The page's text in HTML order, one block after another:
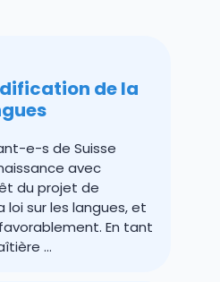
de la
e-s de Suisse
avec
du projet de
sur les langues, et
En tant
...